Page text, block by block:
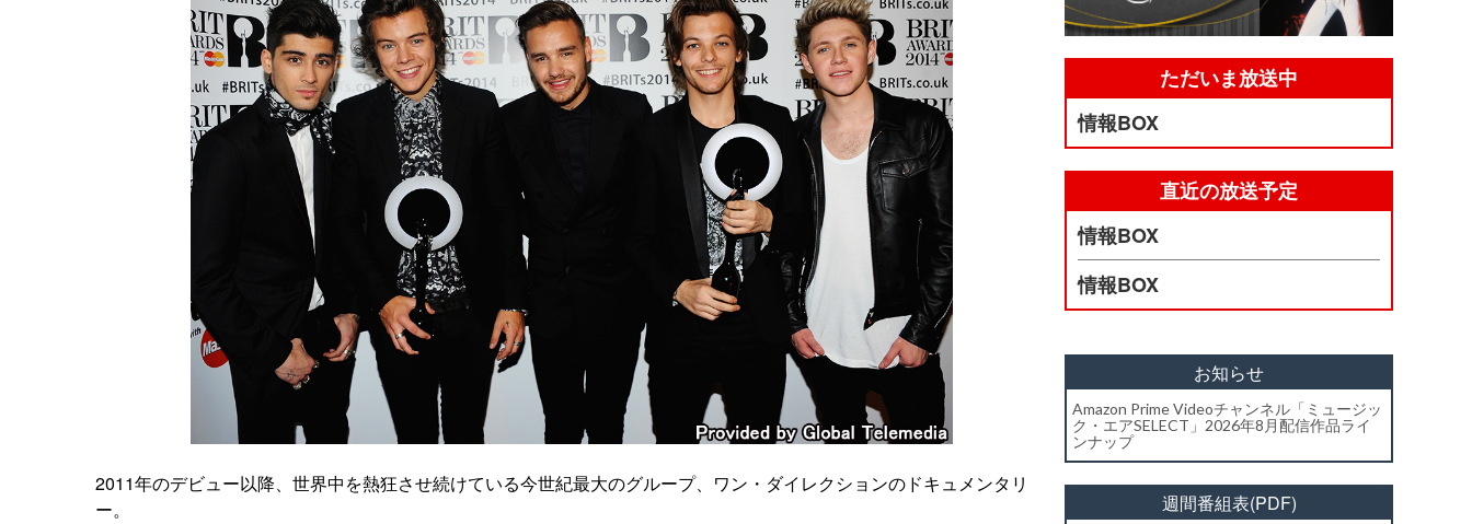
2011年のデビュー以降、世界中を熱狂させ続けている今世紀最大のグループ、ワン・ダイレクションのドキュメンタリ
ー。
ただいま放送中
情報BOX
直近の放送予定
情報BOX
情報BOX
お知らせ
Amazon Prime Videoチャンネル「ミュージッ
ク・エアSELECT」2026年8月配信作品ライ
ンナップ
週間番組表(PDF)